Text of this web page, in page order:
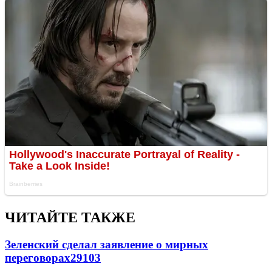
ЧИТАЙТЕ ТАКЖЕ
Зеленский сделал заявление о мирных
переговорах29103